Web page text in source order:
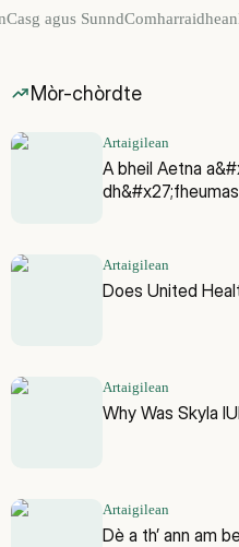
Casg agus SunndComharraidhean
Mòr-chòrdte
Artaigilean
A bheil Aetna
Artaigilean
Does United
Artaigilean
Why Was Skyla
Artaigilean
Dè a th’ ann am